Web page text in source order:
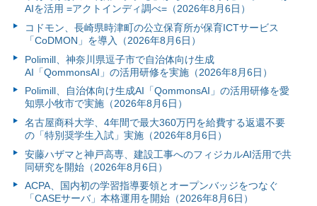
AIを活用 =アクトインディ調べ=（2026年8月6日）
コドモン、長崎県時津町の公立保育所が保育ICTサービス
「CoDMON」を導入（2026年8月6日）
Polimill、神奈川県逗子市で自治体向け生成
AI「QommonsAI」の活用研修を実施（2026年8月6日）
Polimill、自治体向け生成AI「QommonsAI」の活用研修を愛
知県小牧市で実施（2026年8月6日）
名古屋商科大学、4年間で最大360万円を給費する返還不要
の「特別奨学生入試」実施（2026年8月6日）
安藤ハザマと神戸高専、建設工事へのフィジカルAI活用で共
同研究を開始（2026年8月6日）
ACPA、国内初の学習指導要領とオープンバッジをつなぐ
「CASEサーバ」本格運用を開始（2026年8月6日）